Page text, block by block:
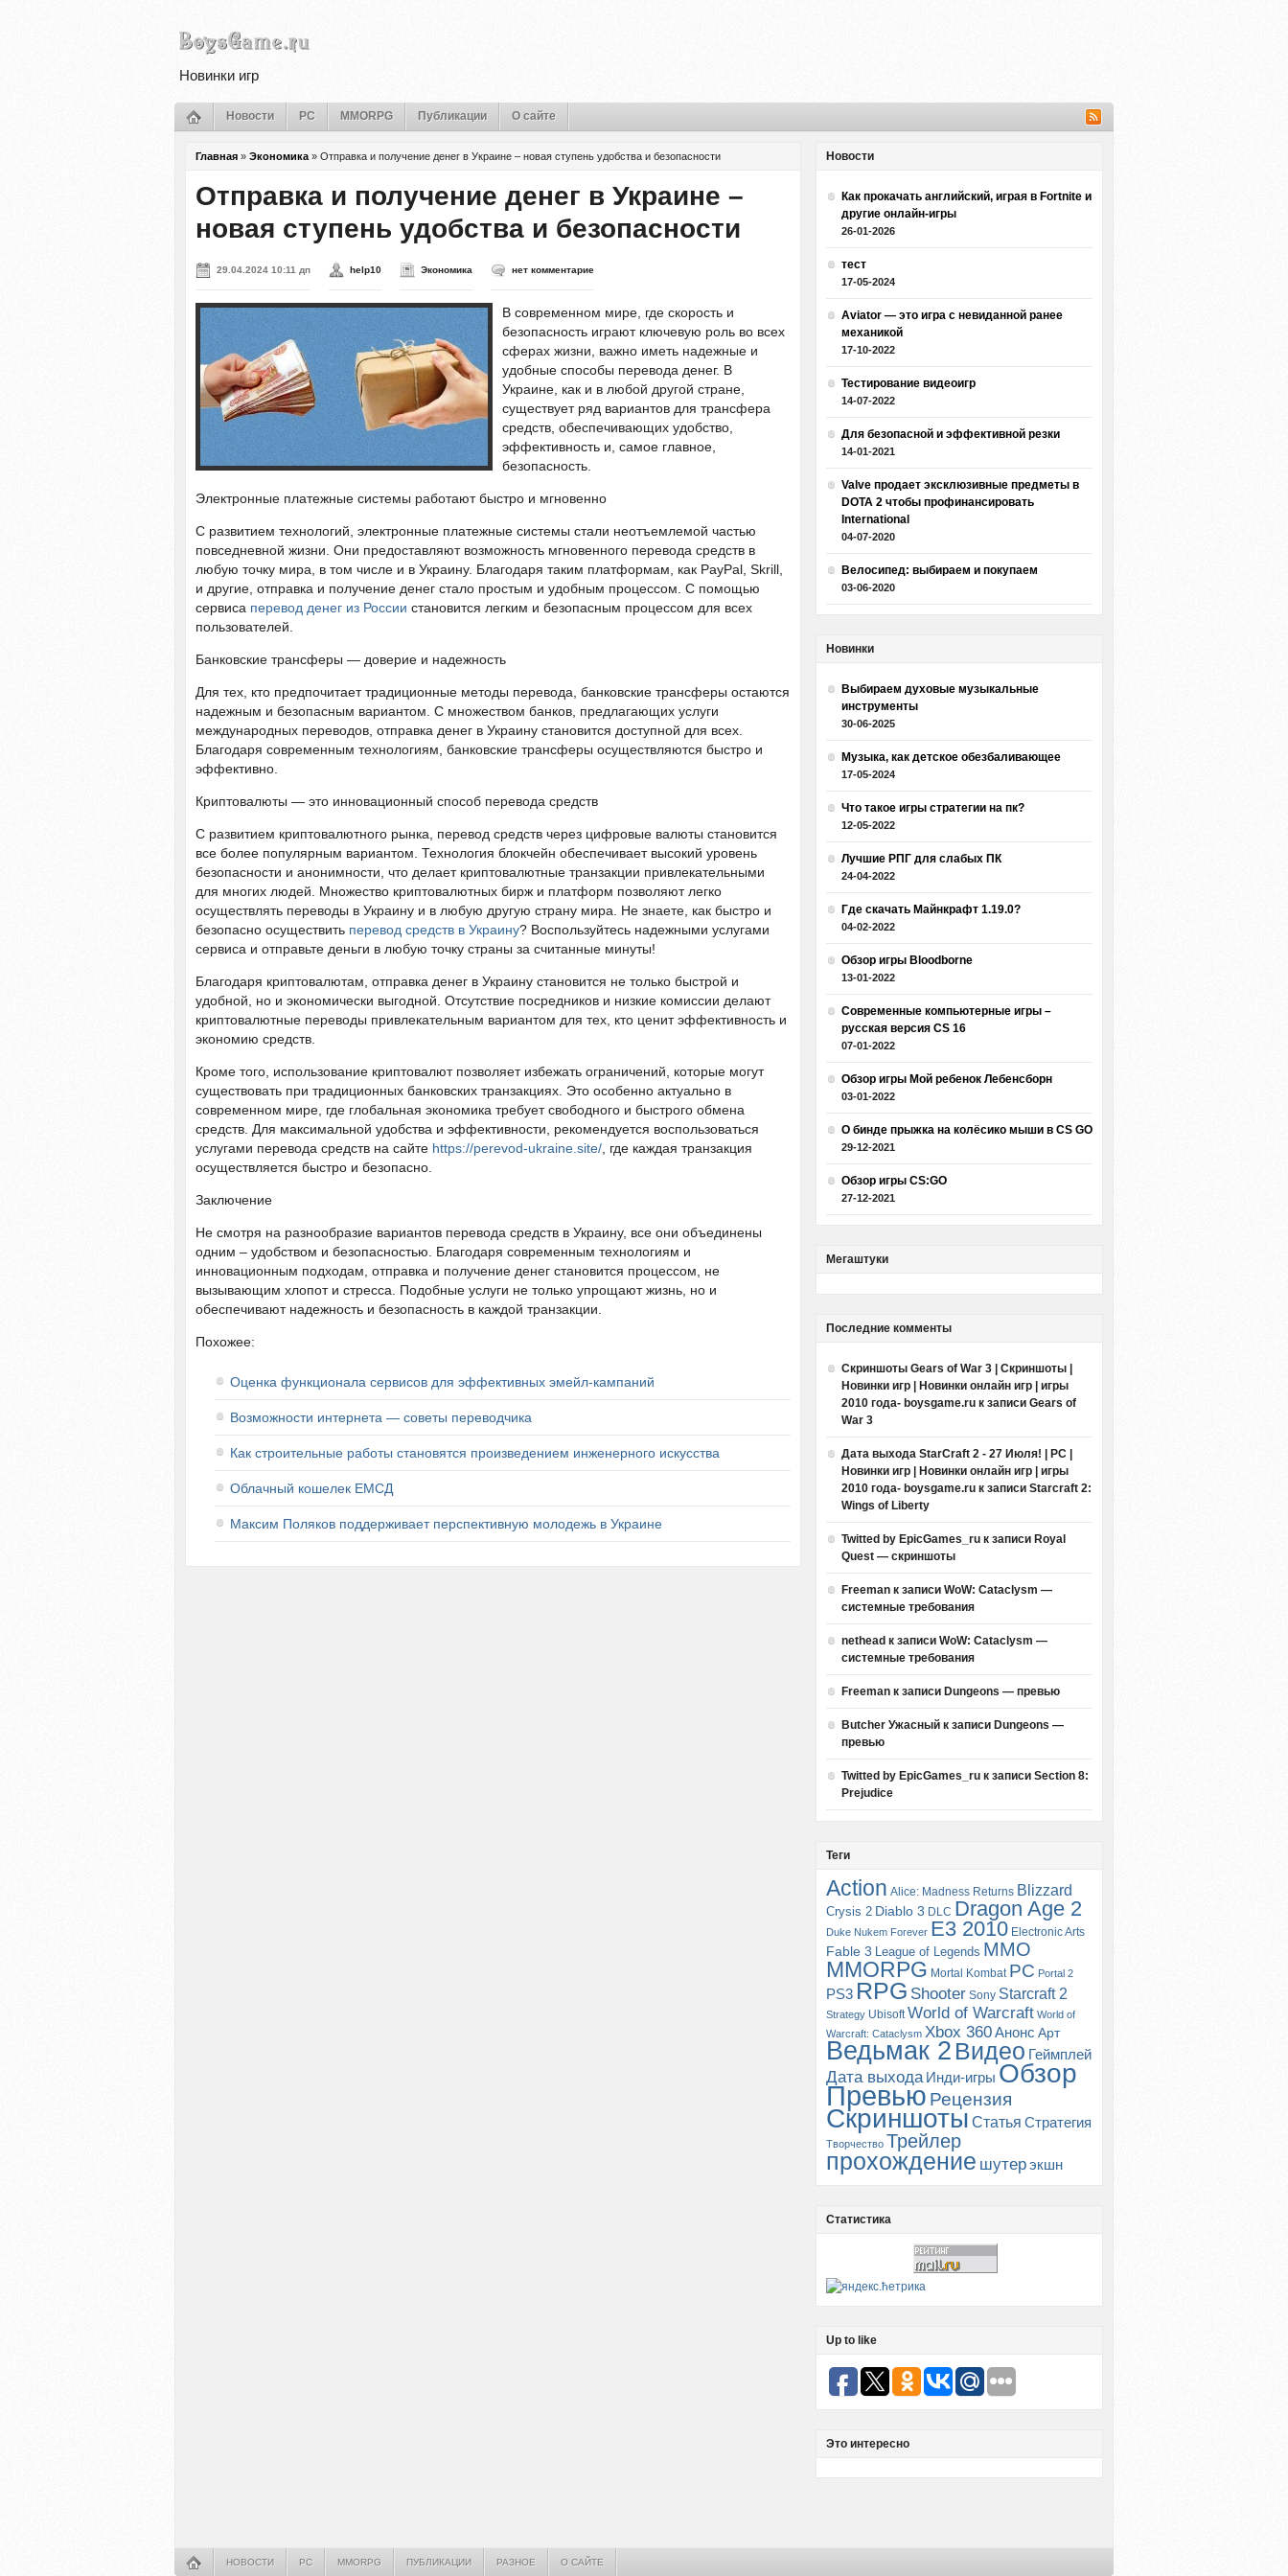
Новинки игр
Новости PC MMORPG Публикации О сайте
Главная » Экономика » Отправка и получение денег в Украине – новая ступень удобства и безопасности
Отправка и получение денег в Украине –
новая ступень удобства и безопасности
29.04.2024 10:11 дп help10 Экономика нет комментарие
В современном мире, где скорость и
безопасность играют ключевую роль во всех
сферах жизни, важно иметь надежные и
удобные способы перевода денег. В
Украине, как и в любой другой стране,
существует ряд вариантов для трансфера
средств, обеспечивающих удобство,
эффективность и, самое главное,
безопасность.
Электронные платежные системы работают быстро и мгновенно
С развитием технологий, электронные платежные системы стали неотъемлемой частью
повседневной жизни. Они предоставляют возможность мгновенного перевода средств в
любую точку мира, в том числе и в Украину. Благодаря таким платформам, как PayPal, Skrill,
и другие, отправка и получение денег стало простым и удобным процессом. С помощью
сервиса перевод денег из России становится легким и безопасным процессом для всех
пользователей.
Банковские трансферы — доверие и надежность
Для тех, кто предпочитает традиционные методы перевода, банковские трансферы остаются
надежным и безопасным вариантом. С множеством банков, предлагающих услуги
международных переводов, отправка денег в Украину становится доступной для всех.
Благодаря современным технологиям, банковские трансферы осуществляются быстро и
эффективно.
Криптовалюты — это инновационный способ перевода средств
С развитием криптовалютного рынка, перевод средств через цифровые валюты становится
все более популярным вариантом. Технология блокчейн обеспечивает высокий уровень
безопасности и анонимности, что делает криптовалютные транзакции привлекательными
для многих людей. Множество криптовалютных бирж и платформ позволяют легко
осуществлять переводы в Украину и в любую другую страну мира. Не знаете, как быстро и
безопасно осуществить перевод средств в Украину? Воспользуйтесь надежными услугами
сервиса и отправьте деньги в любую точку страны за считанные минуты!
Благодаря криптовалютам, отправка денег в Украину становится не только быстрой и
удобной, но и экономически выгодной. Отсутствие посредников и низкие комиссии делают
криптовалютные переводы привлекательным вариантом для тех, кто ценит эффективность и
экономию средств.
Кроме того, использование криптовалют позволяет избежать ограничений, которые могут
существовать при традиционных банковских транзакциях. Это особенно актуально в
современном мире, где глобальная экономика требует свободного и быстрого обмена
средств. Для максимальной удобства и эффективности, рекомендуется воспользоваться
услугами перевода средств на сайте https://perevod-ukraine.site/ , где каждая транзакция
осуществляется быстро и безопасно.
Заключение
Не смотря на разнообразие вариантов перевода средств в Украину, все они объединены
одним – удобством и безопасностью. Благодаря современным технологиям и
инновационным подходам, отправка и получение денег становится процессом, не
вызывающим хлопот и стресса. Подобные услуги не только упрощают жизнь, но и
обеспечивают надежность и безопасность в каждой транзакции.
Похожее:
Оценка функционала сервисов для эффективных эмейл-кампаний
Возможности интернета — советы переводчика
Как строительные работы становятся произведением инженерного искусства
Облачный кошелек ЕМСД
Максим Поляков поддерживает перспективную молодежь в Украине
Новости
Как прокачать английский, играя в Fortnite и
другие онлайн-игры
26-01-2026
тест
17-05-2024
Aviator — это игра с невиданной ранее
механикой
17-10-2022
Тестирование видеоигр
14-07-2022
Для безопасной и эффективной резки
14-01-2021
Valve продает эксклюзивные предметы в
DOTA 2 чтобы профинансировать
International
04-07-2020
Велосипед: выбираем и покупаем
03-06-2020
Новинки
Выбираем духовые музыкальные
инструменты
30-06-2025
Музыка, как детское обезбаливающее
17-05-2024
Что такое игры стратегии на пк?
12-05-2022
Лучшие РПГ для слабых ПК
24-04-2022
Где скачать Майнкрафт 1.19.0?
04-02-2022
Обзор игры Bloodborne
13-01-2022
Современные компьютерные игры –
русская версия CS 16
07-01-2022
Обзор игры Мой ребенок Лебенсборн
03-01-2022
О бинде прыжка на колёсико мыши в CS GO
29-12-2021
Обзор игры CS:GO
27-12-2021
Мегаштуки
Последние комменты
Скриншоты Gears of War 3 | Скриншоты |
Новинки игр | Новинки онлайн игр | игры
2010 года- boysgame.ru к записи Gears of
War 3
Дата выхода StarCraft 2 - 27 Июля! | PC |
Новинки игр | Новинки онлайн игр | игры
2010 года- boysgame.ru к записи Starcraft 2:
Wings of Liberty
Twitted by EpicGames_ru к записи Royal
Quest — скриншоты
Freeman к записи WoW: Cataclysm —
системные требования
nethead к записи WoW: Cataclysm —
системные требования
Freeman к записи Dungeons — превью
Butcher Ужасный к записи Dungeons —
превью
Twitted by EpicGames_ru к записи Section 8:
Prejudice
Теги
Action Alice: Madness Returns Blizzard
Crysis 2 Diablo 3 DLC Dragon Age 2
Duke Nukem Forever E3 2010 Electronic Arts
Fable 3 League of Legends MMO
MMORPG Mortal Kombat PC Portal 2
PS3 RPG Shooter Sony Starcraft 2
Strategy Ubisoft World of Warcraft World of
Warcraft: Cataclysm Xbox 360Анонс Арт
Ведьмак 2 Видео Геймплей
Дата выхода Инди-игры Обзор
Превью Рецензия
Скриншоты Статья Стратегия
Творчество Трейлер
прохождение шутерэкшн
Статистика
Up to like
Это интересно
НОВОСТИ PC MMORPG ПУБЛИКАЦИИ РАЗНОЕ О САЙТЕ